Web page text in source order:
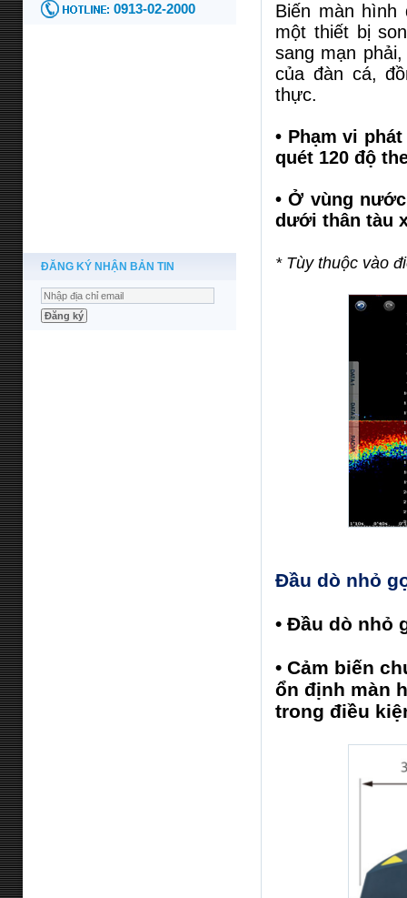
ĐĂNG KÝ NHẬN BẢN TIN
Biến màn hình
một thiết bị
sang mạn
của đàn cá,
thực.
• Phạm vi
quét 120 độ
• Ở vùng
dưới thân tàu
* Tùy thuộc vào
Đầu dò nhỏ
• Đầu dò nhỏ
• Cảm biến
ổn định màn
trong điều